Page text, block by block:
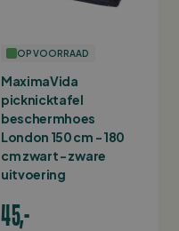
OP VOORRAAD
MaximaVida
picknicktafel
beschermhoes
London 150 cm - 180
cm zwart - zware
uitvoering
45,-